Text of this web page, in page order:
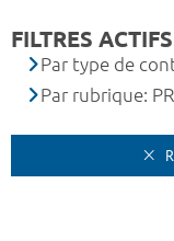
FILTRES ACTIFS
Par type de
Par rubrique: